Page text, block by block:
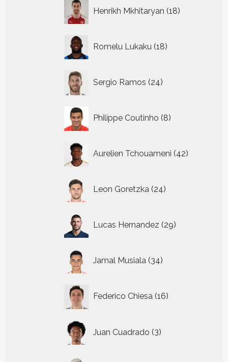
Henrikh Mkhitaryan 18
producten
Romelu Lukaku 18
producten
Sergio Ramos 24
producten
Philippe Coutinho 8
producten
Aurelien Tchouameni 42
producten
Leon Goretzka 24
producten
Lucas Hernandez 29
producten
Jamal Musiala 34
producten
Federico Chiesa 16
producten
Juan Cuadrado 3
producten